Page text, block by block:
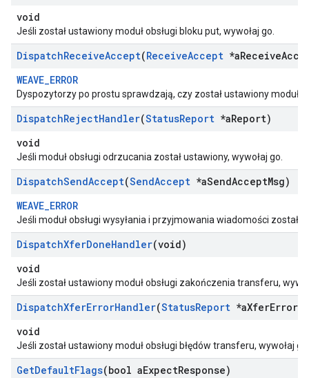
void
Jeśli został ustawiony moduł obsługi bloku put, wywołaj go.
DispatchReceiveAccept(ReceiveAccept *aReceive
WEAVE_ERROR
Dyspozytorzy po prostu sprawdzają, czy został ustawiony moduł
DispatchRejectHandler(StatusReport *aReport)
void
Jeśli moduł obsługi odrzucania został ustawiony, wywołaj go.
DispatchSendAccept(SendAccept *aSendAcceptMsg)
WEAVE_ERROR
Jeśli moduł obsługi wysyłania i przyjmowania wiadomości został
DispatchXferDoneHandler(void)
void
Jeśli został ustawiony moduł obsługi zakończenia transferu,
DispatchXferErrorHandler(StatusReport *aXferError)
void
Jeśli został ustawiony moduł obsługi błędów transferu, wywołaj go.
GetDefaultFlags(bool aExpectResponse)